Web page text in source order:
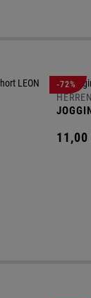
-72%
HERREN
11,00